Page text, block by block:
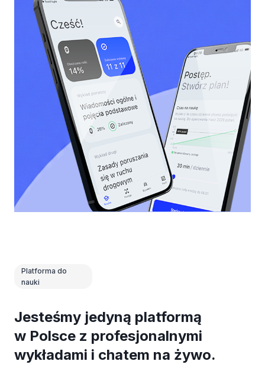
Platforma do
nauki
Jesteśmy jedyną platformą
w Polsce z profesjonalnymi
wykładami i chatem na żywo.